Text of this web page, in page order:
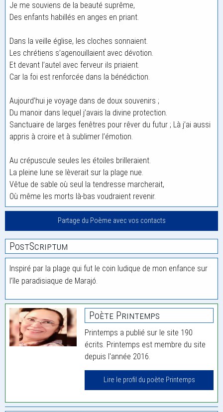
Je me souviens de la beauté suprême,
Des enfants habillés en anges en priant.
Dans la veille église, les cloches sonnaient.
Les chrétiens s’agenouillaient avec dévotion.
Et devant l’autel avec ferveur ils priaient.
Car la foi est renforcée dans la bénédiction.
Aujourd’hui je voyage dans de doux souvenirs ;
Du manoir dans lequel j’avais la divine protection.
Sanctuaire de larges fenêtres pour rêver du futur ; Là j’ai aussi
appris à croire et à sublimer l’émotion.
Au crépuscule seules les étoiles brilleraient.
La pleine lune se lèverait sur la plage nue.
Vêtue de sable où seul la tendresse marcherait,
Où même les morts là-bas voudraient revenir.
Partage du Poème avec vos contacts
PostScriptum
Inspiré par la plage qui fut le coin ludique de mon enfance sur
l’île paradisiaque de Marajó.
Poète Printemps
Printemps a publié sur le site 190
écrits. Printemps est membre du site
depuis l'année 2016.
Lire le profil du poète Printemps